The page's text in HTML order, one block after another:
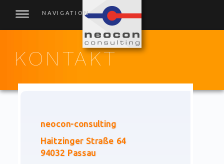
KONTAKT
neocon-consulting
Haitzinger Straße 64
94032 Passau